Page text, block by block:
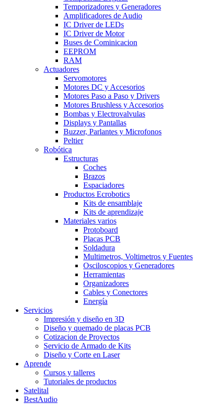
Temporizadores y Generadores
Amplificadores de Audio
IC Driver de LEDs
IC Driver de Motor
Buses de Cominicacion
EEPROM
RAM
Actuadores
Servomotores
Motores DC y Accesorios
Motores Paso a Paso y Drivers
Motores Brushless y Accesorios
Bombas y Electrovalvulas
Displays y Pantallas
Buzzer, Parlantes y Microfonos
Peltier
Robótica
Estructuras
Coches
Brazos
Espaciadores
Productos Ecrobotics
Kits de ensamblaje
Kits de aprendizaje
Materiales varios
Protoboard
Placas PCB
Soldadura
Multimetros, Voltimetros y Fuentes
Osciloscopios y Generadores
Herramientas
Organizadores
Cables y Conectores
Energía
Servicios
Impresión y diseño en 3D
Diseño y quemado de placas PCB
Cotizacion de Proyectos
Servicio de Armado de Kits
Diseño y Corte en Laser
Aprende
Cursos y talleres
Tutoriales de productos
Satelital
BestAudio